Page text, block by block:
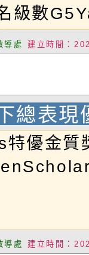
級數
獲頒校
元
，獲頒
生113學
導處 建立時間：
總表現
特優金
導處 建立時間：